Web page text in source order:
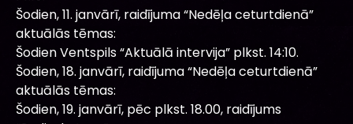
Šodien, 11. janvārī, raidījuma “Nedēļa ceturtdienā”
aktuālās tēmas:
Šodien Ventspils “Aktuālā intervija” plkst. 14:10.
Šodien, 18. janvārī, raidījuma “Nedēļa ceturtdienā”
aktuālās tēmas:
Šodien, 19. janvārī, pēc plkst. 18.00, raidījums